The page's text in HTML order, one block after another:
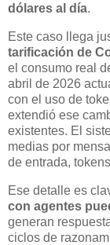
dólares al día.
Este caso llega
tarificación de
el consumo real
abril de 2026
con el uso de
extendió ese
existentes. El
medias por
de entrada,
Ese detalle es
con agentes
generan
ciclos de